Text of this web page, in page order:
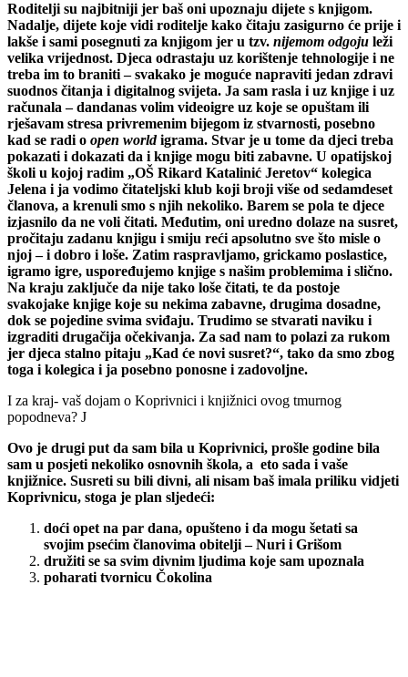
Roditelji su najbitniji jer baš oni upoznaju dijete s knjigom.
Nadalje, dijete koje vidi roditelje kako čitaju zasigurno će prije i
lakše i sami posegnuti za knjigom jer u tzv. nijemom odgoju leži
velika vrijednost. Djeca odrastaju uz korištenje tehnologije i ne
treba im to braniti – svakako je moguće napraviti jedan zdravi
suodnos čitanja i digitalnog svijeta. Ja sam rasla i uz knjige i uz
računala – dandanas volim videoigre uz koje se opuštam ili
rješavam stresa privremenim bijegom iz stvarnosti, posebno
kad se radi o open worldigrama. Stvar je u tome da djeci treba
pokazati i dokazati da i knjige mogu biti zabavne. U opatijskoj
školi u kojoj radim „OŠ Rikard Katalinić Jeretov“ kolegica
Jelena i ja vodimo čitateljski klub koji broji više od sedamdeset
članova, a krenuli smo s njih nekoliko. Barem se pola te djece
izjasnilo da ne voli čitati. Međutim, oni uredno dolaze na susret,
pročitaju zadanu knjigu i smiju reći apsolutno sve što misle o
njoj – i dobro i loše. Zatim raspravljamo, grickamo poslastice,
igramo igre, uspoređujemo knjige s našim problemima i slično.
Na kraju zaključe da nije tako loše čitati, te da postoje
svakojake knjige koje su nekima zabavne, drugima dosadne,
dok se pojedine svima sviđaju. Trudimo se stvarati naviku i
izgraditi drugačija očekivanja. Za sad nam to polazi za rukom
jer djeca stalno pitaju „Kad će novi susret?“, tako da smo zbog
toga i kolegica i ja posebno ponosne i zadovoljne.
I za kraj- vaš dojam o Koprivnici i knjižnici ovog tmurnog
popodneva? J
Ovo je drugi put da sam bila u Koprivnici, prošle godine bila
sam u posjeti nekoliko osnovnih škola, a eto sada i vaše
knjižnice. Susreti su bili divni, ali nisam baš imala priliku vidjeti
Koprivnicu, stoga je plan sljedeći:
doći opet na par dana, opušteno i da mogu šetati sa
svojim psećim članovima obitelji – Nuri i Grišom
družiti se sa svim divnim ljudima koje sam upoznala
poharati tvornicu Čokolina